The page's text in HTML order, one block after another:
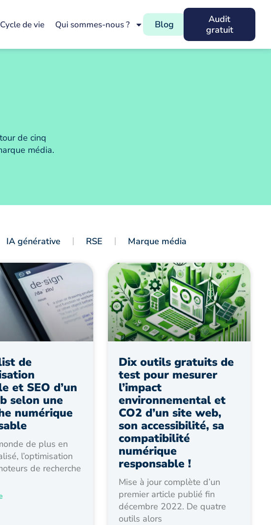
Cycle de vie Qui sommes-nous ? Blog
Audit
gratuit
de cinq
média.
IA générative RSE Marque média
de
et SEO d’un
selon une
numérique
de plus en
l’optimisation
de recherche
Dix outils gratuits de
test pour mesurer
l’impact
environnemental et
CO2 d’un site web,
son accessibilité, sa
compatibilité
numérique
responsable !
Mise à jour complète d’un
premier article publié fin
décembre 2022. De quatre
outils alors